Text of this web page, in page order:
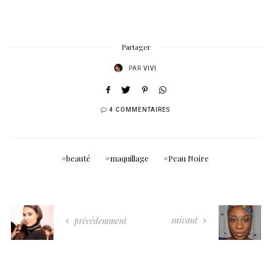
Partager
PAR VIVI
4 COMMENTAIRES
beauté maquillage Peau Noire
précédemment suivant